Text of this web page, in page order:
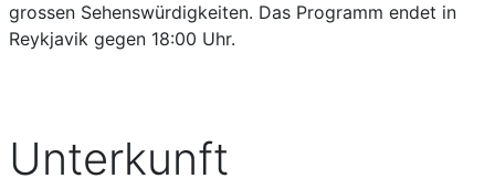
grossen Sehenswürdigkeiten. Das Programm endet in
Reykjavik gegen 18:00 Uhr.
Unterkunft